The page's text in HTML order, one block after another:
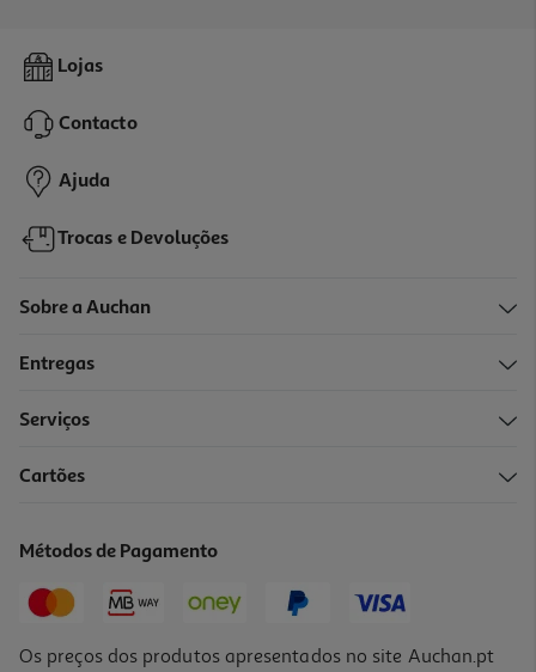
Lojas
Contacto
Ajuda
Trocas e Devoluções
Sobre a Auchan
Entregas
Serviços
Cartões
Métodos de Pagamento
Os preços dos produtos apresentados no site Auchan.pt